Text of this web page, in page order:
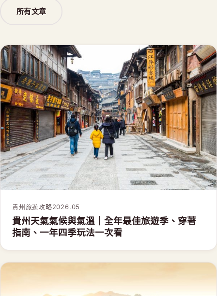
所有文章
貴州旅遊攻略2026.05
貴州天氣氣候與氣溫｜全年最佳旅遊季、穿著
指南、一年四季玩法一次看